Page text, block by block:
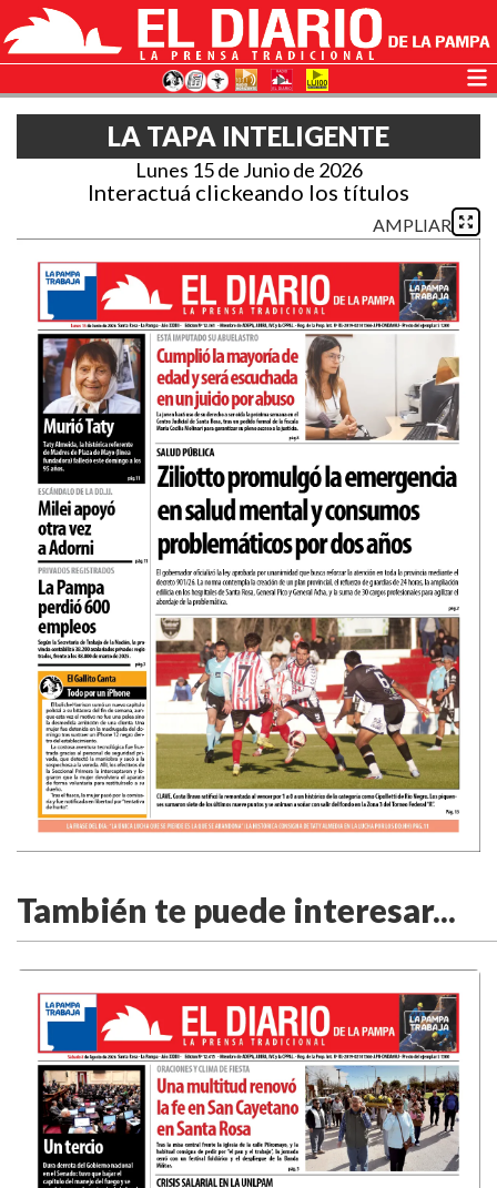
LA TAPA INTELIGENTE
Lunes 15 de Junio de 2026
Interactuá clickeando los títulos
AMPLIAR
También te puede interesar...